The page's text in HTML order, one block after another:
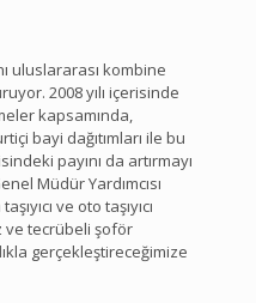
uluslararası kombine
2008 yılı içerisinde
kapsamında,
bayi dağıtımları ile bu
payını da artırmayı
Müdür Yardımcısı
ve oto taşıyıcı
ve tecrübeli şoför
gerçekleştireceğimize